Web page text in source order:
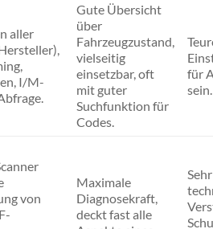
aller
I/M-
Gute Übersicht
über
Fahrzeugzustand,
vielseitig
einsetzbar, oft
mit guter
Suchfunktion für
Codes.
für
sein.
von
Maximale
Diagnosekraft,
deckt fast alle